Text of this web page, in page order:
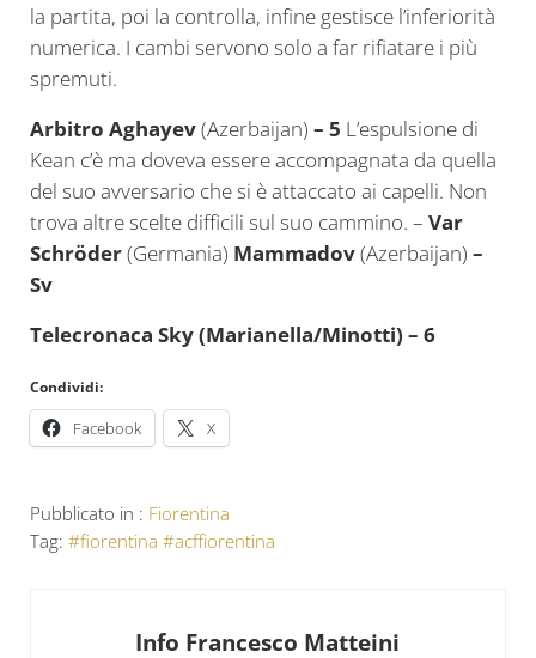
la partita, poi la controlla, infine gestisce l’inferiorità
numerica. I cambi servono solo a far rifiatare i più
spremuti.
Arbitro Aghayev(Azerbaijan) – 5 L’espulsione di
Kean c’è ma doveva essere accompagnata da quella
del suo avversario che si è attaccato ai capelli. Non
trova altre scelte difficili sul suo cammino. – Var
Schröder(Germania) Mammadov(Azerbaijan) –
Sv
Telecronaca Sky (Marianella/Minotti) – 6
Condividi:
Facebook X
Pubblicato in : Fiorentina
Tag: #fiorentina #acffiorentina
Info Francesco Matteini